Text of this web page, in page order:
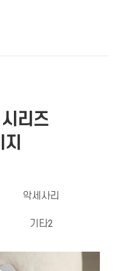
리즈
악세사리
기타2